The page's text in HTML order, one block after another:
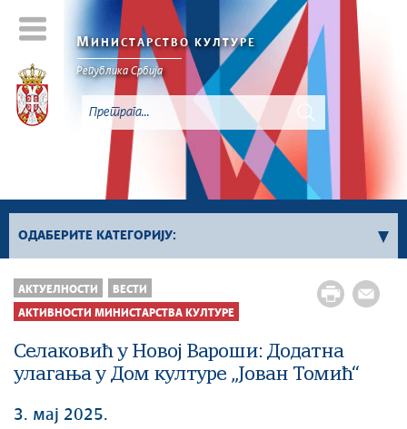
МИНИСТАРСТВО КУЛТУРЕ
Републикa Србијa
ОДАБЕРИТЕ КАТЕГОРИЈУ:
Активности Министарства културе
Сектор за заштиту културног наслеђа и
Сектор за међународне односе и европске
интеграције у области културе
АКТУЕЛНОСТИ ВЕСТИ
АКТИВНОСТИ МИНИСТАРСТВА КУЛТУРЕ
Селаковић у Новој Вароши: Додатна
улагања у Дом културе „Јован Томић“
3. мај 2025.